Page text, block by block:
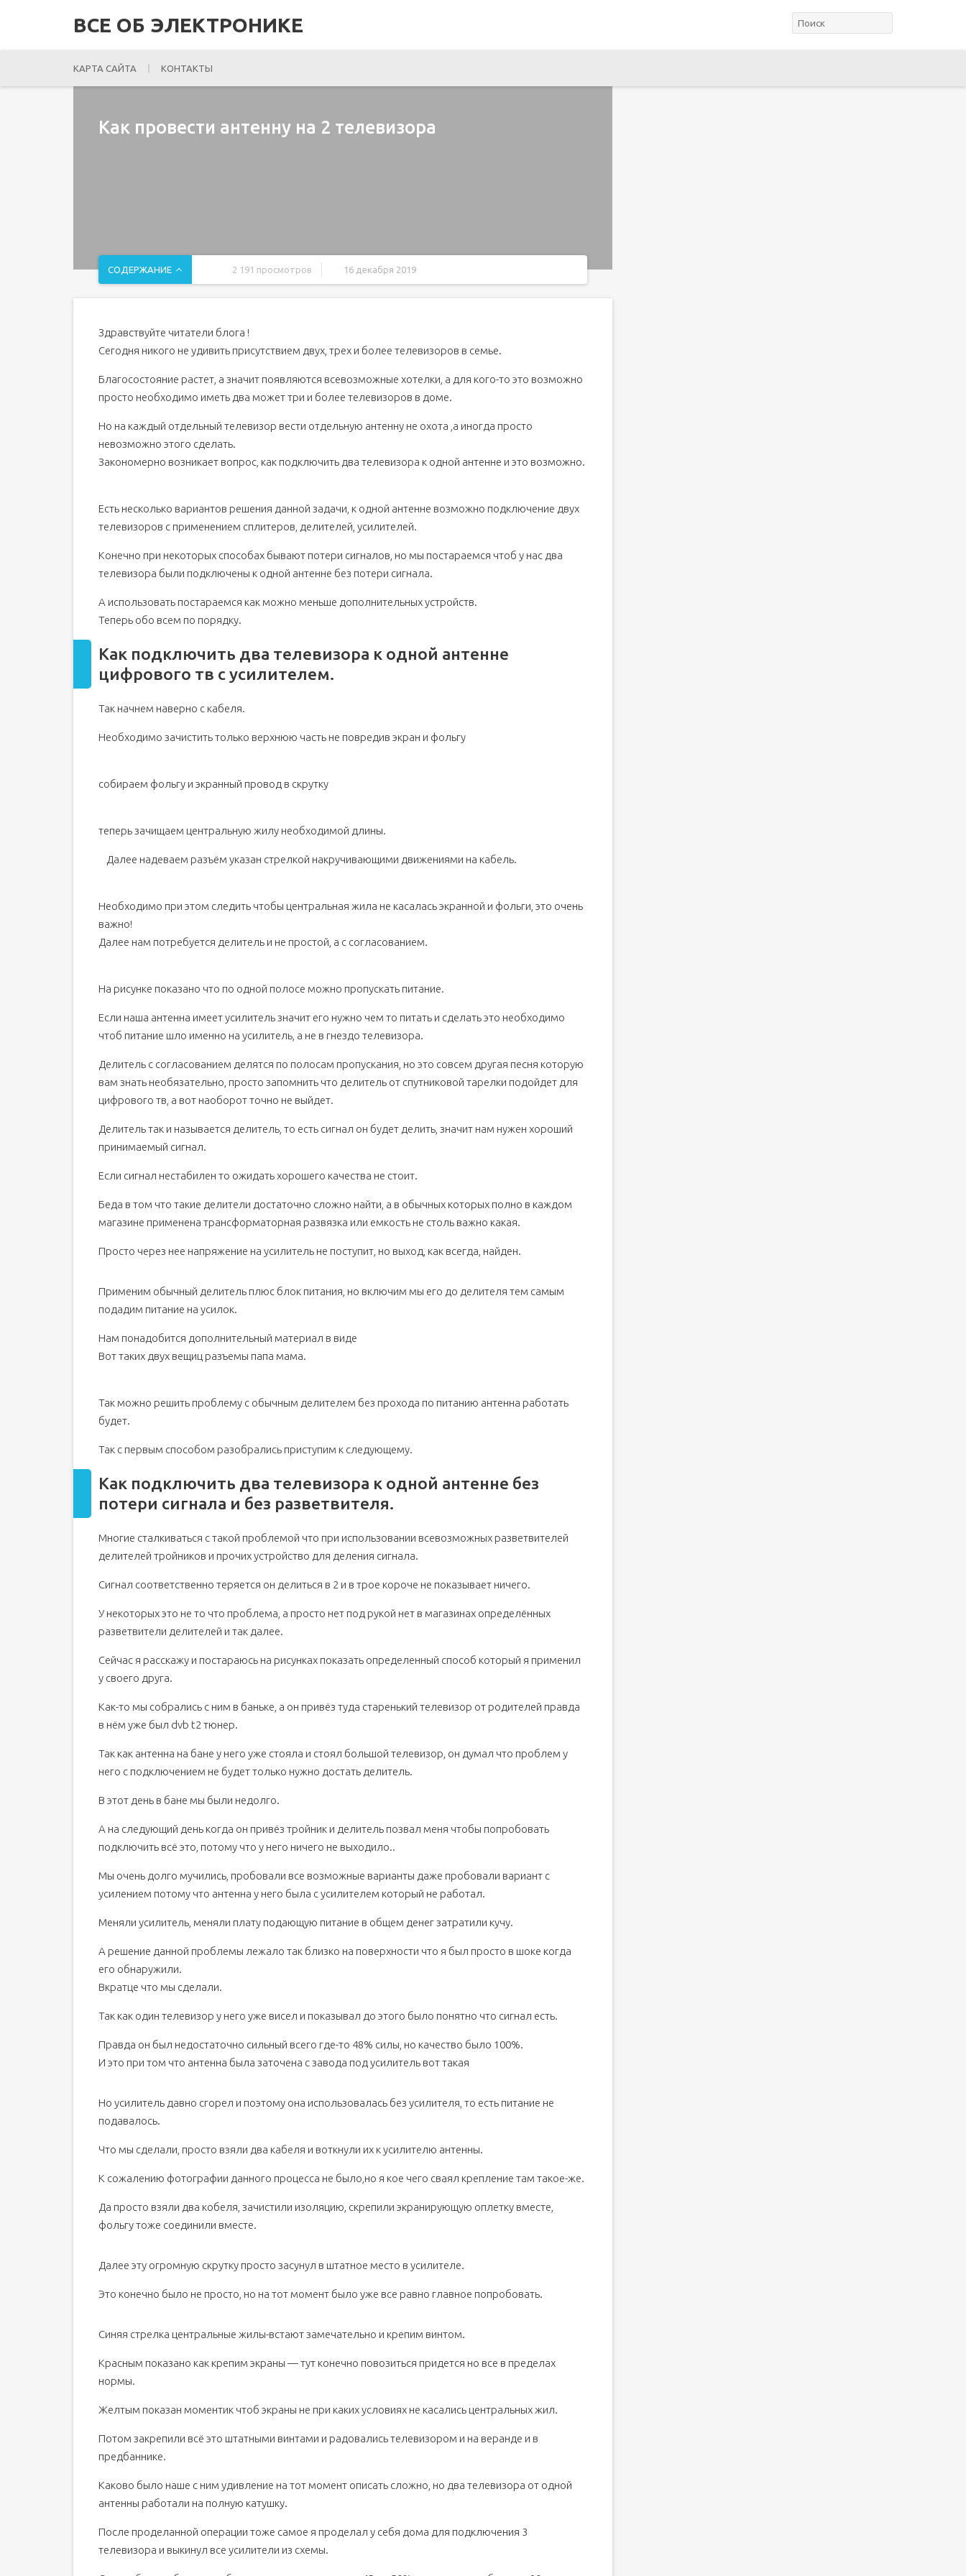
ВСЕ ОБ ЭЛЕКТРОНИКЕ
КАРТА САЙТА КОНТАКТЫ
Как провести антенну на 2 телевизора
СОДЕРЖАНИЕ 2 191 просмотров 16 декабря 2019
Сколько телевизоров можно подключить к одной антенне
Нужен ли усилитель
Подключаем 2 телевизора к активной антенне
Вместо выводов
Здравствуйте читатели блога !
Сегодня никого не удивить присутствием двух, трех и более телевизоров в семье.
Благосостояние растет, а значит появляются всевозможные хотелки, а для кого-то это возможно
просто необходимо иметь два может три и более телевизоров в доме.
Но на каждый отдельный телевизор вести отдельную антенну не охота ,а иногда просто
невозможно этого сделать.
Закономерно возникает вопрос, как подключить два телевизора к одной антенне и это возможно.
Есть несколько вариантов решения данной задачи, к одной антенне возможно подключение двух
телевизоров с применением сплитеров, делителей, усилителей.
Конечно при некоторых способах бывают потери сигналов, но мы постараемся чтоб у нас два
телевизора были подключены к одной антенне без потери сигнала.
А использовать постараемся как можно меньше дополнительных устройств.
Теперь обо всем по порядку.
Как подключить два телевизора к одной антенне
цифрового тв с усилителем.
Так начнем наверно с кабеля.
Необходимо зачистить только верхнюю часть не повредив экран и фольгу
собираем фольгу и экранный провод в скрутку
теперь зачищаем центральную жилу необходимой длины.
Далее надеваем разъём указан стрелкой накручивающими движениями на кабель.
Необходимо при этом следить чтобы центральная жила не касалась экранной и фольги, это очень
важно!
Далее нам потребуется делитель и не простой, а с согласованием.
На рисунке показано что по одной полосе можно пропускать питание.
Если наша антенна имеет усилитель значит его нужно чем то питать и сделать это необходимо
чтоб питание шло именно на усилитель, а не в гнездо телевизора.
Делитель с согласованием делятся по полосам пропускания, но это совсем другая песня которую
вам знать необязательно, просто запомнить что делитель от спутниковой тарелки подойдет для
цифрового тв, а вот наоборот точно не выйдет.
Делитель так и называется делитель, то есть сигнал он будет делить, значит нам нужен хороший
принимаемый сигнал.
Если сигнал нестабилен то ожидать хорошего качества не стоит.
Беда в том что такие делители достаточно сложно найти, а в обычных которых полно в каждом
магазине применена трансформаторная развязка или емкость не столь важно какая.
Просто через нее напряжение на усилитель не поступит, но выход, как всегда, найден.
Применим обычный делитель плюс блок питания, но включим мы его до делителя тем самым
подадим питание на усилок.
Нам понадобится дополнительный материал в виде
Вот таких двух вещиц разъемы папа мама.
Так можно решить проблему с обычным делителем без прохода по питанию антенна работать
будет.
Так с первым способом разобрались приступим к следующему.
Как подключить два телевизора к одной антенне без
потери сигнала и без разветвителя.
Многие сталкиваться с такой проблемой что при использовании всевозможных разветвителей
делителей тройников и прочих устройство для деления сигнала.
Сигнал соответственно теряется он делиться в 2 и в трое короче не показывает ничего.
У некоторых это не то что проблема, а просто нет под рукой нет в магазинах определённых
разветвители делителей и так далее.
Сейчас я расскажу и постараюсь на рисунках показать определенный способ который я применил
у своего друга.
Как-то мы собрались с ним в баньке, а он привёз туда старенький телевизор от родителей правда
в нём уже был dvb t2 тюнер.
Так как антенна на бане у него уже стояла и стоял большой телевизор, он думал что проблем у
него с подключением не будет только нужно достать делитель.
В этот день в бане мы были недолго.
А на следующий день когда он привёз тройник и делитель позвал меня чтобы попробовать
подключить всё это, потому что у него ничего не выходило..
Мы очень долго мучились, пробовали все возможные варианты даже пробовали вариант с
усилением потому что антенна у него была с усилителем который не работал.
Меняли усилитель, меняли плату подающую питание в общем денег затратили кучу.
А решение данной проблемы лежало так близко на поверхности что я был просто в шоке когда
его обнаружили.
Вкратце что мы сделали.
Так как один телевизор у него уже висел и показывал до этого было понятно что сигнал есть.
Правда он был недостаточно сильный всего где-то 48% силы, но качество было 100%.
И это при том что антенна была заточена с завода под усилитель вот такая
Но усилитель давно сгорел и поэтому она использовалась без усилителя, то есть питание не
подавалось.
Что мы сделали, просто взяли два кабеля и воткнули их к усилителю антенны.
К сожалению фотографии данного процесса не было,но я кое чего сваял крепление там такое-же.
Да просто взяли два кобеля, зачистили изоляцию, скрепили экранирующую оплетку вместе,
фольгу тоже соединили вместе.
Далее эту огромную скрутку просто засунул в штатное место в усилителе.
Это конечно было не просто, но на тот момент было уже все равно главное попробовать.
Синяя стрелка центральные жилы-встают замечательно и крепим винтом.
Красным показано как крепим экраны — тут конечно повозиться придется но все в пределах
нормы.
Желтым показан моментик чтоб экраны не при каких условиях не касались центральных жил.
Потом закрепили всё это штатными винтами и радовались телевизором и на веранде и в
предбаннике.
Каково было наше с ним удивление на тот момент описать сложно, но два телевизора от одной
антенны работали на полную катушку.
После проделанной операции тоже самое я проделал у себя дома для подключения 3
телевизора и выкинул все усилители из схемы.